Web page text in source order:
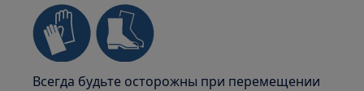
Всегда будьте осторожны при перемещении